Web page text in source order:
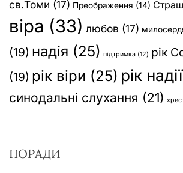
св.Томи (17) Преображення (14)
віра (33) любов (17)
(19) надія (25) підтримка (12) рік
(19) рік віри (25) рік надії
синодальні слухання (21)
ПОРАДИ